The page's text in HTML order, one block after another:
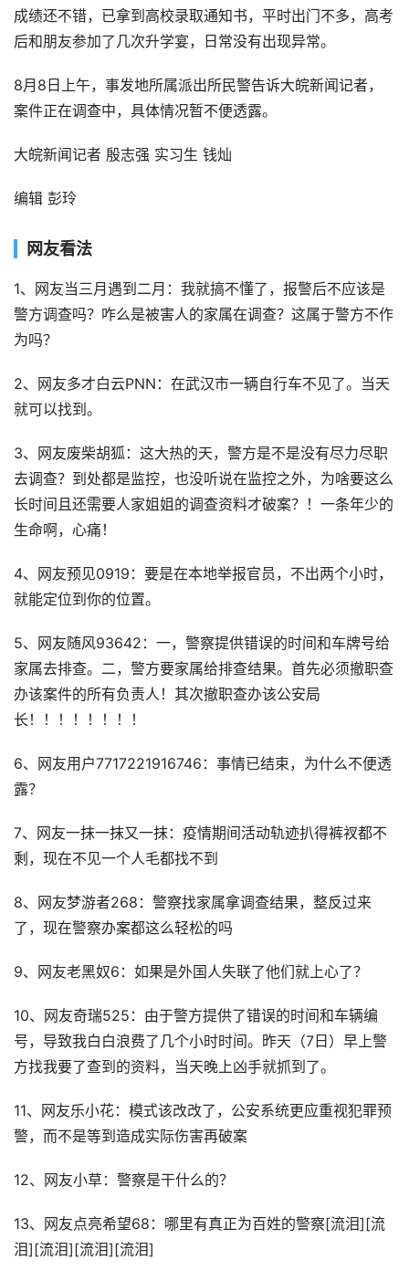
成绩还不错，已拿到高校录取通知书，平时出门不多，高考
后和朋友参加了几次升学宴，日常没有出现异常。
8月8日上午，事发地所属派出所民警告诉大皖新闻记者，
案件正在调查中，具体情况暂不便透露。
大皖新闻记者 殷志强 实习生 钱灿
编辑 彭玲
网友看法
1、网友当三月遇到二月：我就搞不懂了，报警后不应该是
警方调查吗？咋么是被害人的家属在调查？这属于警方不作
为吗？
2、网友多才白云PNN：在武汉市一辆自行车不见了。当天
就可以找到。
3、网友废柴胡狐：这大热的天，警方是不是没有尽力尽职
去调查？到处都是监控，也没听说在监控之外，为啥要这么
长时间且还需要人家姐姐的调查资料才破案？！一条年少的
生命啊，心痛！
4、网友预见0919：要是在本地举报官员，不出两个小时，
就能定位到你的位置。
5、网友随风93642：一，警察提供错误的时间和车牌号给
家属去排查。二，警方要家属给排查结果。首先必须撤职查
办该案件的所有负责人！其次撤职查办该公安局
长！！！！！！！！
6、网友用户7717221916746：事情已结束，为什么不便透
露？
7、网友一抹一抹又一抹：疫情期间活动轨迹扒得裤衩都不
剩，现在不见一个人毛都找不到
8、网友梦游者268：警察找家属拿调查结果，整反过来
了，现在警察办案都这么轻松的吗
9、网友老黑奴6：如果是外国人失联了他们就上心了？
10、网友奇瑞525：由于警方提供了错误的时间和车辆编
号，导致我白白浪费了几个小时时间。昨天（7日）早上警
方找我要了查到的资料，当天晚上凶手就抓到了。
11、网友乐小花：模式该改改了，公安系统更应重视犯罪预
警，而不是等到造成实际伤害再破案
12、网友小草：警察是干什么的？
13、网友点亮希望68：哪里有真正为百姓的警察[流泪][流
泪][流泪][流泪][流泪]